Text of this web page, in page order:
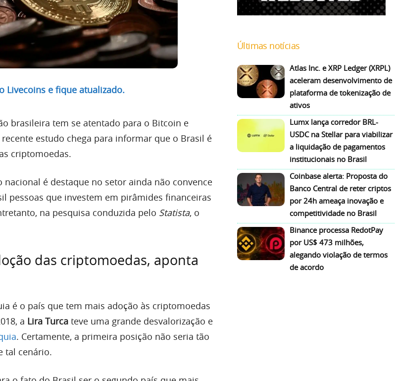
Livecoins e fique atualizado.
brasileira tem se atentado para o Bitcoin e
estudo chega para informar que o Brasil é
criptomoedas.
nacional é destaque no setor ainda não convence
pessoas que investem em pirâmides financeiras
na pesquisa conduzida pelo Statista, o
das criptomoedas, aponta
é o país que tem mais adoção às criptomoedas
a Lira Turca teve uma grande desvalorização e
. Certamente, a primeira posição não seria tão
tal cenário.
Últimas notícias
Atlas Inc. e XRP Ledger (XRPL)
aceleram desenvolvimento de
plataforma de tokenização de
ativos
Lumx lança corredor BRL-
USDC na Stellar para viabilizar
a liquidação de pagamentos
institucionais no Brasil
Coinbase alerta: Proposta do
Banco Central de reter criptos
por 24h ameaça inovação e
competitividade no Brasil
Binance processa RedotPay
por US$ 473 milhões,
alegando violação de termos
de acordo